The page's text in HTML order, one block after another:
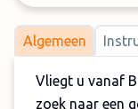
Algemeen
Vliegt u vanaf
zoek naar een